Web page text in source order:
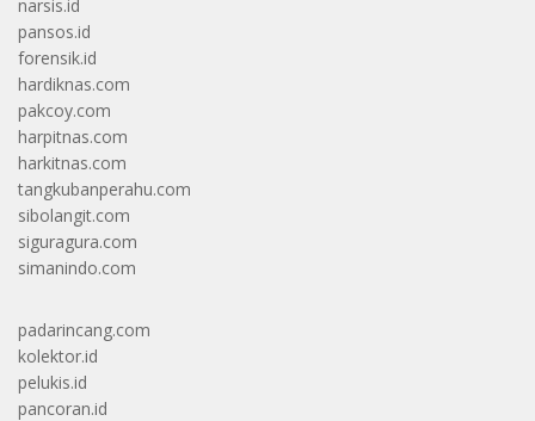
narsis.id
pansos.id
forensik.id
hardiknas.com
pakcoy.com
harpitnas.com
harkitnas.com
tangkubanperahu.com
sibolangit.com
siguragura.com
simanindo.com
padarincang.com
kolektor.id
pelukis.id
pancoran.id